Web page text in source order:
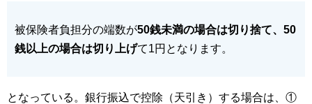
被保険者負担分の端数が50銭未満の場合は切り捨て、50
銭以上の場合は切り上げて1円となります。
となっている。銀行振込で控除（天引き）する場合は、①